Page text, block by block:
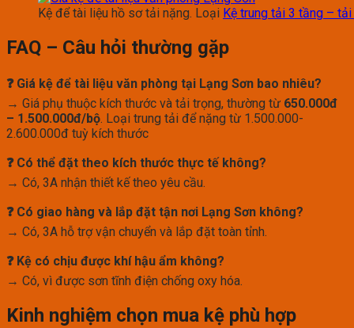
Kệ để tài liệu hồ sơ tải nặng. Loại Kệ trung tải 3 tầng –
FAQ – Câu hỏi thường gặp
❓ Giá kệ để tài liệu văn phòng tại Lạng Sơn bao nhiêu?
→ Giá phụ thuộc kích thước và tải trọng, thường từ 650.000đ
– 1.500.000đ/bộ. Loại trung tải để nặng từ 1.500.000-
2.600.000đ tuỳ kích thước
❓ Có thể đặt theo kích thước thực tế không?
→ Có, 3A nhận thiết kế theo yêu cầu.
❓ Có giao hàng và lắp đặt tận nơi Lạng Sơn không?
→ Có, 3A hỗ trợ vận chuyển và lắp đặt toàn tỉnh.
❓ Kệ có chịu được khí hậu ẩm không?
→ Có, vì được sơn tĩnh điện chống oxy hóa.
Kinh nghiệm chọn mua kệ phù hợp